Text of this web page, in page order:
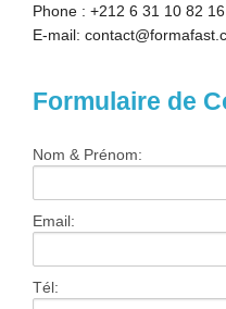
Contact
Phone : +212 6 31 10 82
E-mail:
Formulaire de
Nom & Prénom:
Email:
Tél: